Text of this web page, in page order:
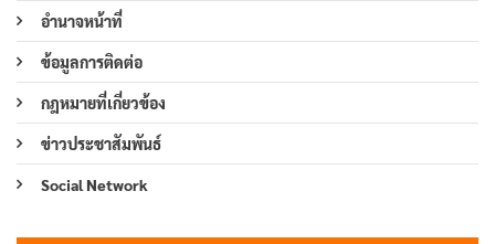
อำนาจหน้าที่
ข้อมูลการติดต่อ
กฎหมายที่เกี่ยวข้อง
ข่าวประชาสัมพันธ์
Social Network